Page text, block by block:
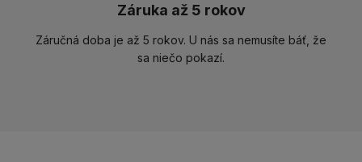
Záruka až 5 rokov
Záručná doba je až 5 rokov. U nás sa nemusíte báť, že
sa niečo pokazí.